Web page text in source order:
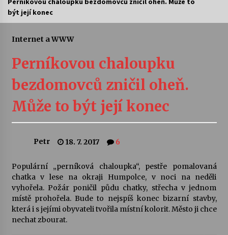
Vernisáž výstavy Josefíny Duškové: Stávám se
30. 7. 2026
Veselí muzikanti
30. 7. 2026
šedesátka: 28. 7.–1. 8. 2026
28. 7. 2026
Letní koncerty ve Stromovce: Kolchoz a
Jenakaši
být její konec
Internet a WWW
Perníkovou chaloupku
bezdomovců zničil oheň.
Může to být její konec
Petr 18. 7. 2017 6
Populární „perníková chaloupka“, pestře pomalovaná
chatka v lese na okraji Humpolce, v noci na neděli
vyhořela. Požár poničil půdu chatky, střecha v jednom
místě prohořela. Bude to nejspíš konec bizarní stavby,
která i s jejími obyvateli tvořila místní kolorit. Město ji chce
nechat zbourat.